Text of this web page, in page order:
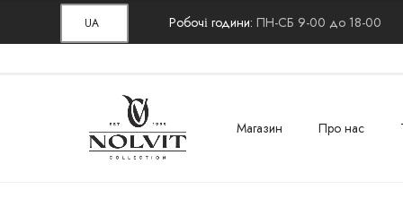
UA Робочі години:ПН-СБ 9-00 до 18-00
Магазин Про нас